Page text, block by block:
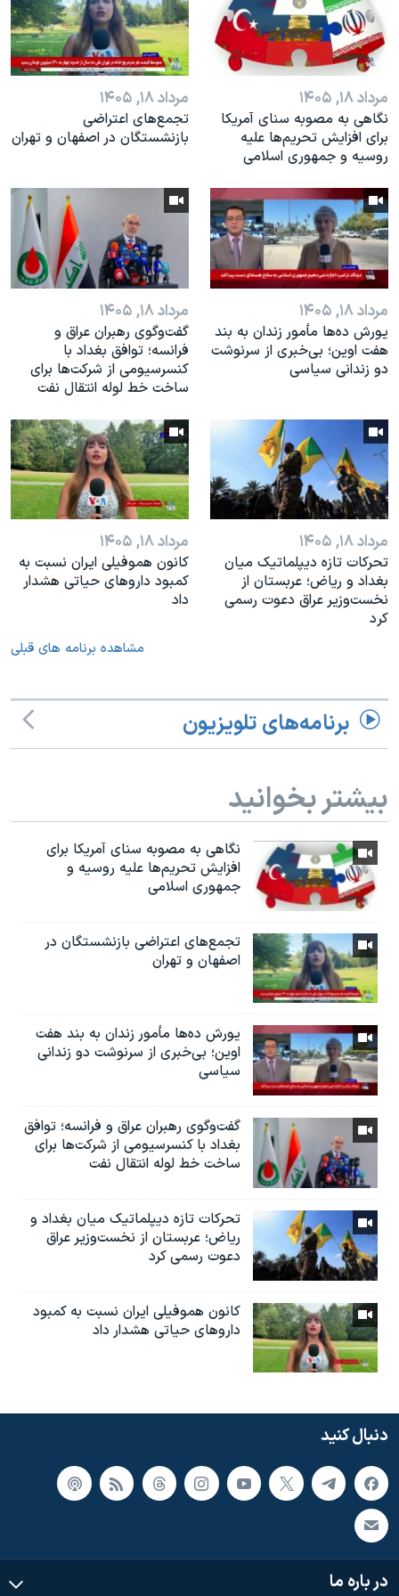
نرگس محمدی برنده جایزه نوبل صلح
همایش محافظه‌کاران آمریکا «سی‌پک»
صفحه‌های ویژه
سفر پرزیدنت ترامپ به چین
مرداد ۱۸, ۱۴۰۵
نگاهی به مصوبه سنای آمریکا
برای افزایش تحریم‌ها علیه
روسیه و جمهوری اسلامی
مرداد ۱۸, ۱۴۰۵
تجمع‌های اعتراضی
بازنشستگان در اصفهان و تهران
مرداد ۱۸, ۱۴۰۵
یورش ده‌ها مأمور زندان به بند
هفت اوین؛ بی‌خبری از سرنوشت
دو زندانی سیاسی
مرداد ۱۸, ۱۴۰۵
گفت‌وگوی رهبران عراق و
فرانسه؛ توافق بغداد با
کنسرسیومی از شرکت‌ها برای
ساخت خط لوله انتقال نفت
مرداد ۱۸, ۱۴۰۵
تحرکات تازه دیپلماتیک میان
بغداد و ریاض؛ عربستان از
نخست‌وزیر عراق دعوت رسمی
کرد
مرداد ۱۸, ۱۴۰۵
کانون هموفیلی ایران نسبت به
کمبود داروهای حیاتی هشدار
داد
مشاهده برنامه های قبلی
برنامه‌های تلویزیون
بیشتر بخوانید
نگاهی به مصوبه سنای آمریکا برای
افزایش تحریم‌ها علیه روسیه و
جمهوری اسلامی
تجمع‌های اعتراضی بازنشستگان در
اصفهان و تهران
یورش ده‌ها مأمور زندان به بند هفت
اوین؛ بی‌خبری از سرنوشت دو زندانی
سیاسی
گفت‌وگوی رهبران عراق و فرانسه؛ توافق
بغداد با کنسرسیومی از شرکت‌ها برای
ساخت خط لوله انتقال نفت
تحرکات تازه دیپلماتیک میان بغداد و
ریاض؛ عربستان از نخست‌وزیر عراق
دعوت رسمی کرد
کانون هموفیلی ایران نسبت به کمبود
داروهای حیاتی هشدار داد
دنبال کنید
در باره ما